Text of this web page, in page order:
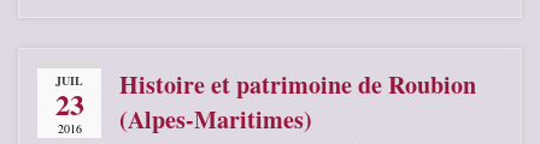
JUIL
23
2016
Histoire et patrimoine de Roubion
(Alpes-Maritimes)